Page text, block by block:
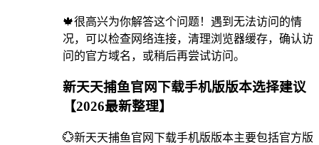
🍁很高兴为你解答这个问题！遇到无法访问的情
况，可以检查网络连接，清理浏览器缓存，确认访
问的官方域名，或稍后再尝试访问。
新天天捕鱼官网下载手机版版本选择建议
【2026最新整理】
💮新天天捕鱼官网下载手机版版本主要包括官方版